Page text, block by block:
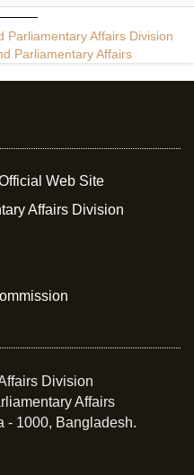
Parliamentary Affairs Division
Parliamentary Affairs
Web Site
Affairs Division
Division
Affairs
- 1000, Bangladesh.